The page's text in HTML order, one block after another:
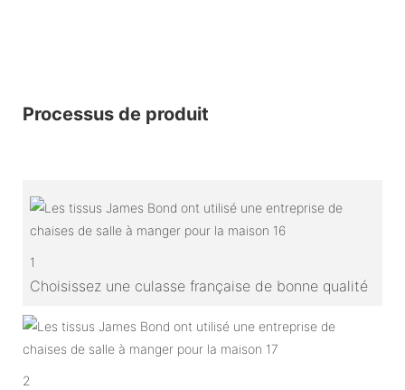
Processus de produit
1
Choisissez une culasse française de bonne qualité
2